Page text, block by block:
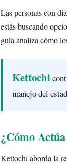
Las personas con
estás buscando
guía analiza cómo
Kettochi
manejo del
¿Cómo
Kettochi aborda la